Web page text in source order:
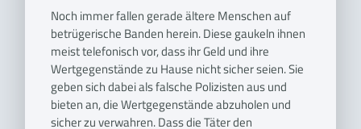
Noch immer fallen gerade ältere Menschen auf
betrügerische Banden herein. Diese gaukeln ihnen
meist telefonisch vor, dass ihr Geld und ihre
Wertgegenstände zu Hause nicht sicher seien. Sie
geben sich dabei als falsche Polizisten aus und
bieten an, die Wertgegenstände abzuholen und
sicher zu verwahren. Dass die Täter den